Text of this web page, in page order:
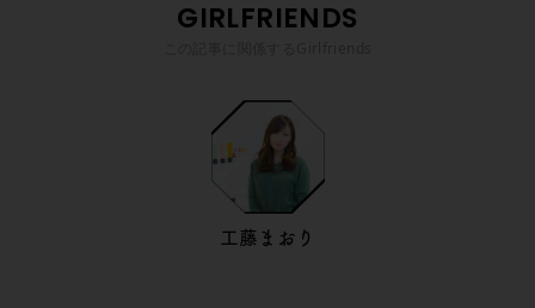
GIRLFRIENDS
工藤まおり